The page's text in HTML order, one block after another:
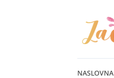
NASLOVNA